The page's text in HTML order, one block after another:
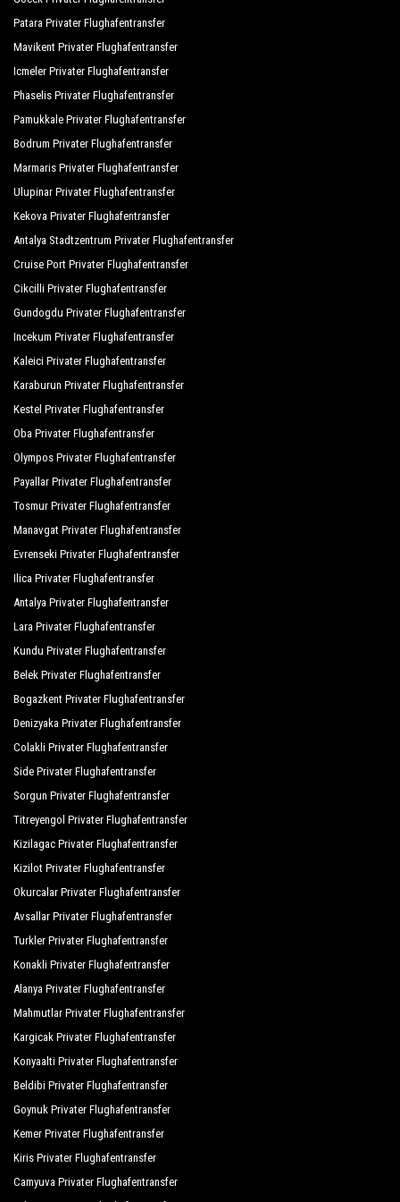
Phaselis, Phaselis Tür-zu-Tür-Transfers,
Einkaufstouren von oder nach Phaselis,
maßgeschneiderte Touren im historischen Zentrum
rund um Phaselis und personalisierte Touren in
wichtigen touristischen Gebieten in Phaselis; All
dies ist mit PrivateTransferAntalya mit einer
Fahrzeugflotte verfügbar, die aus den besten Autos
Mechanik einwandfrei sind. Limousinen, Minivans
und Kleinbusse erfüllen die Anforderungen von 1 bis
54 Personen. Regelmäßig kontrolliert und inspiziert
Die Fahrzeuge werden unseren eigenen periodischen
Bewertungen unterzogen, wobei der Kontrolle und
Hygiene Priorität eingeräumt wird.
Patara Privater Flughafentransfer
Mavikent Privater Flughafentransfer
Icmeler Privater Flughafentransfer
Phaselis Privater Flughafentransfer
Pamukkale Privater Flughafentransfer
Bodrum Privater Flughafentransfer
Marmaris Privater Flughafentransfer
Ulupinar Privater Flughafentransfer
Kekova Privater Flughafentransfer
Antalya Stadtzentrum Privater Flughafentransfer
Cruise Port Privater Flughafentransfer
Cikcilli Privater Flughafentransfer
Gundogdu Privater Flughafentransfer
Incekum Privater Flughafentransfer
Kaleici Privater Flughafentransfer
Karaburun Privater Flughafentransfer
Kestel Privater Flughafentransfer
Oba Privater Flughafentransfer
Olympos Privater Flughafentransfer
Payallar Privater Flughafentransfer
Tosmur Privater Flughafentransfer
Manavgat Privater Flughafentransfer
Evrenseki Privater Flughafentransfer
Ilica Privater Flughafentransfer
Antalya Privater Flughafentransfer
Lara Privater Flughafentransfer
Kundu Privater Flughafentransfer
Belek Privater Flughafentransfer
Bogazkent Privater Flughafentransfer
Denizyaka Privater Flughafentransfer
Colakli Privater Flughafentransfer
Side Privater Flughafentransfer
Sorgun Privater Flughafentransfer
Titreyengol Privater Flughafentransfer
Kizilagac Privater Flughafentransfer
Kizilot Privater Flughafentransfer
Okurcalar Privater Flughafentransfer
Avsallar Privater Flughafentransfer
Turkler Privater Flughafentransfer
Konakli Privater Flughafentransfer
Alanya Privater Flughafentransfer
Mahmutlar Privater Flughafentransfer
Kargicak Privater Flughafentransfer
Konyaalti Privater Flughafentransfer
Beldibi Privater Flughafentransfer
Goynuk Privater Flughafentransfer
Kemer Privater Flughafentransfer
Kiris Privater Flughafentransfer
Camyuva Privater Flughafentransfer